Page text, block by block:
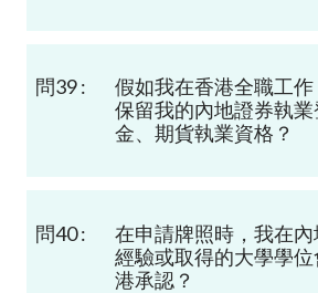
問39 :
假如我在香港全職工
保留我的內地證券執
金、期貨執業資格？
問40 :
在申請牌照時，我在
經驗或取得的大學學
港承認？